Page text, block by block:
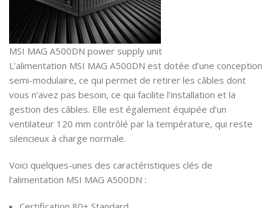
MSI MAG A500DN power supply unit
L’alimentation MSI MAG A500DN est dotée d’une conception
semi-modulaire, ce qui permet de retirer les câbles dont
vous n’avez pas besoin, ce qui facilite l’installation et la
gestion des câbles. Elle est également équipée d’un
ventilateur 120 mm contrôlé par la température, qui reste
silencieux à charge normale.
Voici quelques-unes des caractéristiques clés de
l’alimentation MSI MAG A500DN :